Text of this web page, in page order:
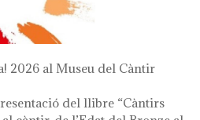
2026 al Museu del Càntir
del llibre “Càntirs